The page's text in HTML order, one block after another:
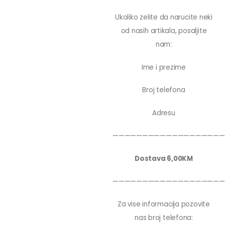
Ukoliko zelite da narucite neki
od nasih artikala, posaljite
nam:
Ime i prezime
Broj telefona
Adresu
———————————————————
Dostava 6,00KM
———————————————————
Za vise informacija pozovite
nas broj telefona: